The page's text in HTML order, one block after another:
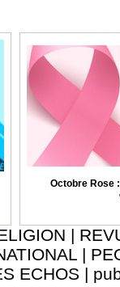
Octobre Rose
|
|
ECHOS |